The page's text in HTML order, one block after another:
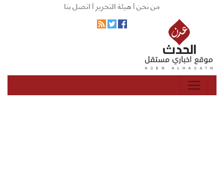
من نحن |هيئة التحرير |اتصل بنا